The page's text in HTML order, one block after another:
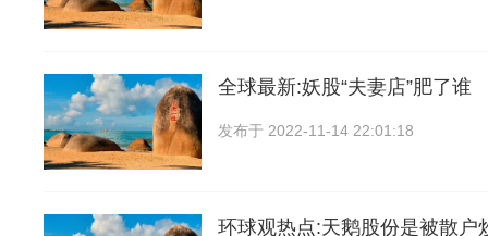
全球最新:妖股“夫妻店”肥了谁
发布于 2022-11-14 22:01:18
环球观热点:天鹅股份是被散户